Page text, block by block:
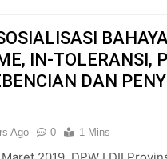
IN-TOLERANSI,
DAN
Ago 0 1 Mins